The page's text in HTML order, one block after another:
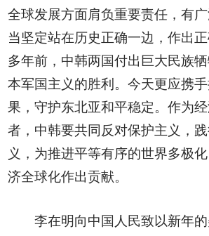
全球发展方面肩负重要责任，有
当坚定站在历史正确一边，作出
多年前，中韩两国付出巨大民族
本军国主义的胜利。今天更应携
果，守护东北亚和平稳定。作为
者，中韩要共同反对保护主义，
义，为推进平等有序的世界多极
济全球化作出贡献。
李在明向中国人民致以新年